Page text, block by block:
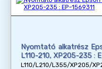
Nyomtató alkatrész
L110-210, XP205-235 :
L110/L210/L355/XP205/